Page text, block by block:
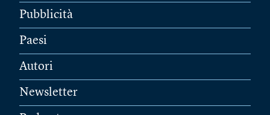
Pubblicità
Paesi
Autori
Newsletter